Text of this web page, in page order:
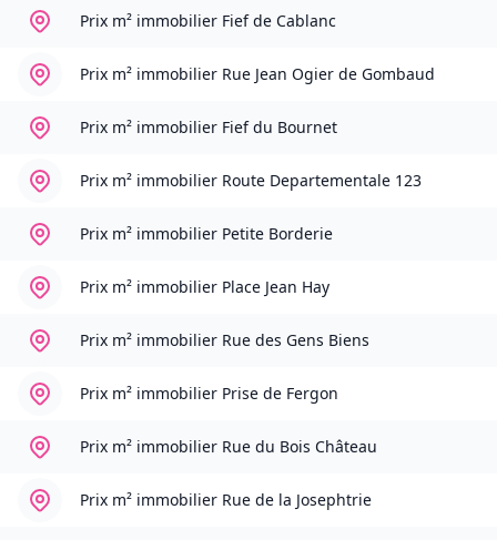
Prix m² immobilier Fief de Cablanc
Prix m² immobilier Rue Jean Ogier de Gombaud
Prix m² immobilier Fief du Bournet
Prix m² immobilier Route Departementale 123
Prix m² immobilier Petite Borderie
Prix m² immobilier Place Jean Hay
Prix m² immobilier Rue des Gens Biens
Prix m² immobilier Prise de Fergon
Prix m² immobilier Rue du Bois Château
Prix m² immobilier Rue de la Josephtrie